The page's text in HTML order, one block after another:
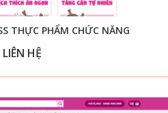
THỰC PHẨM CHỨC NĂNG
LIÊN HỆ